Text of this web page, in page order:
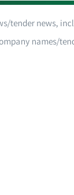
tender news,
names/